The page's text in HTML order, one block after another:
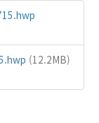
(12.2MB)